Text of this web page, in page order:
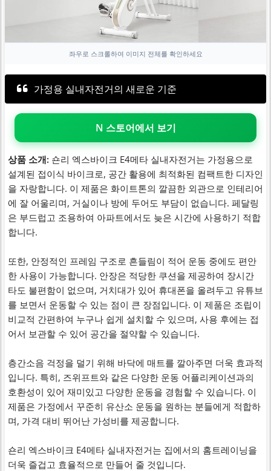
좌우로 스크롤하여 이미지 전체를 확인하세요
가정용 실내자전거의 새로운 기준
N 스토어에서 보기
상품 소개: 숀리 엑스바이크 E4메타 실내자전거는 가정용으로
설계된 접이식 바이크로, 공간 활용에 최적화된 컴팩트한 디자인
을 자랑합니다. 이 제품은 화이트톤의 깔끔한 외관으로 인테리어
에 잘 어울리며, 거실이나 방에 두어도 부담이 없습니다. 페달링
은 부드럽고 조용하여 아파트에서도 늦은 시간에 사용하기 적합
합니다.
또한, 안정적인 프레임 구조로 흔들림이 적어 운동 중에도 편안
한 사용이 가능합니다. 안장은 적당한 쿠션을 제공하여 장시간
타도 불편함이 없으며, 거치대가 있어 휴대폰을 올려두고 유튜브
를 보면서 운동할 수 있는 점이 큰 장점입니다. 이 제품은 조립이
비교적 간편하여 누구나 쉽게 설치할 수 있으며, 사용 후에는 접
어서 보관할 수 있어 공간을 절약할 수 있습니다.
층간소음 걱정을 덜기 위해 바닥에 매트를 깔아주면 더욱 효과적
입니다. 특히, 즈위프트와 같은 다양한 운동 어플리케이션과의
호환성이 있어 재미있고 다양한 운동을 경험할 수 있습니다. 이
제품은 가정에서 꾸준히 유산소 운동을 원하는 분들에게 적합하
며, 가격 대비 뛰어난 가성비를 제공합니다.
숀리 엑스바이크 E4메타 실내자전거는 집에서의 홈트레이닝을
더욱 즐겁고 효율적으로 만들어 줄 것입니다.